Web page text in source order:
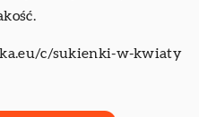
c/sukienki-w-kwiaty